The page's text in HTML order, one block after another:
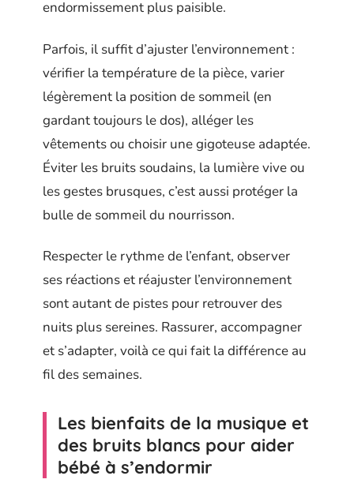
endormissement plus paisible.
Parfois, il suffit d’ajuster l’environnement :
vérifier la température de la pièce, varier
légèrement la position de sommeil (en
gardant toujours le dos), alléger les
vêtements ou choisir une gigoteuse adaptée.
Éviter les bruits soudains, la lumière vive ou
les gestes brusques, c’est aussi protéger la
bulle de sommeil du nourrisson.
Respecter le rythme de l’enfant, observer
ses réactions et réajuster l’environnement
sont autant de pistes pour retrouver des
nuits plus sereines. Rassurer, accompagner
et s’adapter, voilà ce qui fait la différence au
fil des semaines.
Les bienfaits de la musique et
des bruits blancs pour aider
bébé à s’endormir